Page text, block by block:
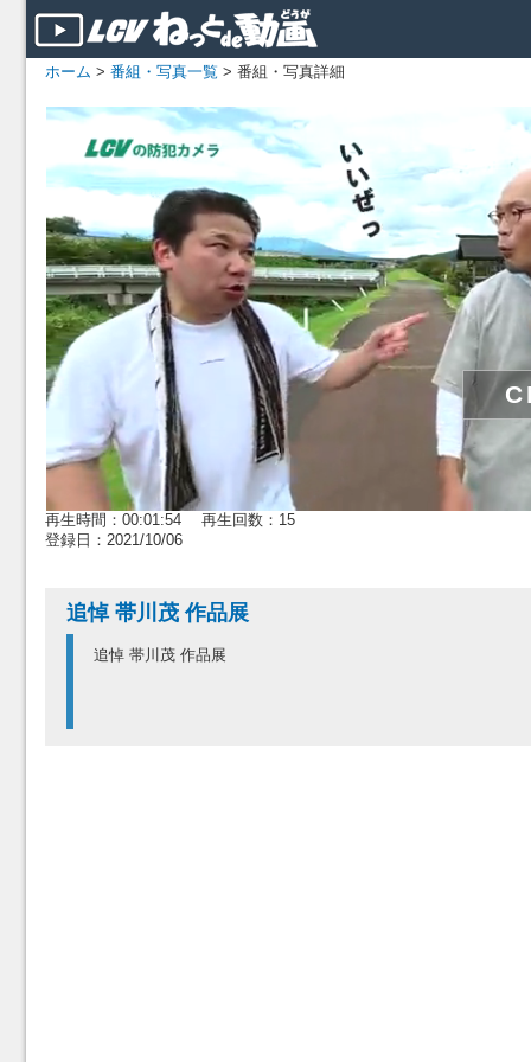
ホーム > 番組・写真一覧 > 番組・写真詳細
再生時間：00:01:54 再生回数：15
登録日：2021/10/06
追悼 帯川茂 作品展
追悼 帯川茂 作品展